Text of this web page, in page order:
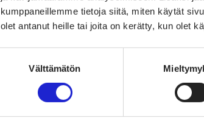
kumppaneillemme tietoja siitä, miten käytät
olet antanut heille tai joita on kerätty, kun olet
Välttämätön